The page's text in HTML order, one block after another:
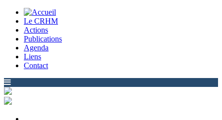
Le CRHM
Actions
Publications
Agenda
Liens
Contact